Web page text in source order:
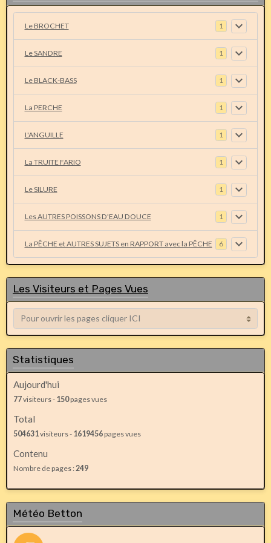
Le BROCHET 1
Le SANDRE 1
Le BLACK-BASS 1
La PERCHE 1
L'ANGUILLE 1
La TRUITE FARIO 1
Le SILURE 1
Les AUTRES POISSONS D'EAU DOUCE 1
La PÊCHE et AUTRES SUJETS en RAPPORT avec la PÊCHE 6
Les Visiteurs et Pages Vues
Statistiques
Aujourd'hui
77visiteurs - 150pages vues
Total
504631visiteurs - 1619456pages vues
Contenu
Nombre de pages : 249
Météo Betton